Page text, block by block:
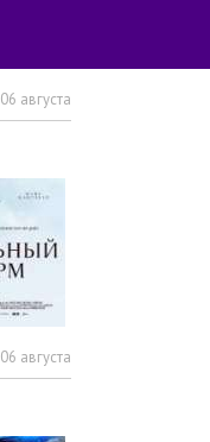
06 августа
06 августа